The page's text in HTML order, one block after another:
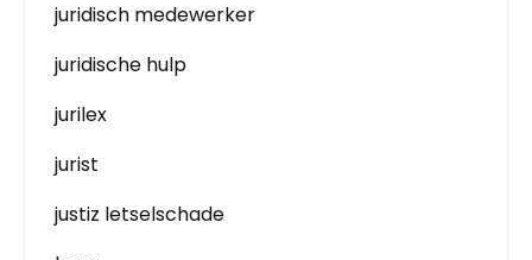
juridisch medewerker
juridische hulp
jurilex
jurist
justiz letselschade